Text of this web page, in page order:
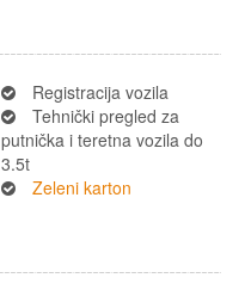
Registracija vozila
Tehnički pregled za
putnička i teretna vozila do
3.5t
Zeleni karton